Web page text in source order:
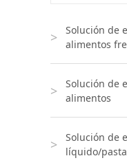
Solución de
alimentos
Solución de
alimentos
Solución de
líquido/pasta